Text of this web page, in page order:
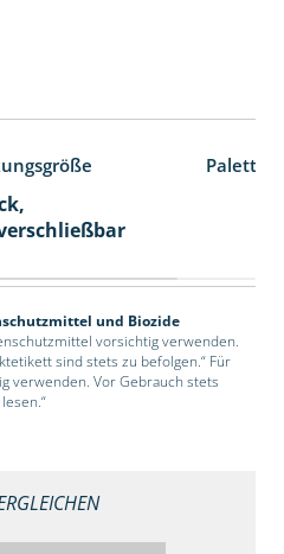
und Biozide
vorsichtig verwenden.
sind stets zu befolgen.“ Für
verwenden. Vor Gebrauch stets